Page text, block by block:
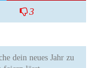
3
dein neues Jahr zu